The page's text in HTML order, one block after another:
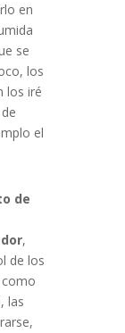
en
se
los
los iré
el
de
,
de los
las